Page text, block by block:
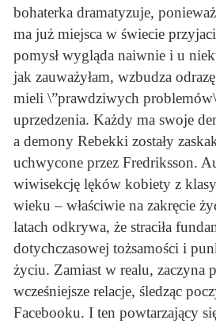
bohaterka dramatyzuje,
ma już miejsca w świecie
pomysł wygląda naiwnie i u
jak zauważyłam, wzbudza
mieli \”prawdziwych
uprzedzenia. Każdy ma swoje
a demony Rebekki zostały
uchwycone przez Fredriksson.
wiwisekcję lęków kobiety z
wieku – właściwie na zakręcie
latach odkrywa, że straciła
dotychczasowej tożsamości i
życiu. Zamiast w realu, zaczyna
wcześniejsze relacje, śledząc
Facebooku. I ten powtarzający